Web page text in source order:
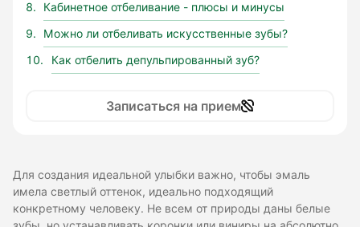
Кабинетное отбеливание - плюсы и минусы
Можно ли отбеливать искусственные зубы?
Как отбелить депульпированный зуб?
Записаться на прием
Для создания идеальной улыбки важно, чтобы эмаль
имела светлый оттенок, идеально подходящий
конкретному человеку. Не всем от природы даны белые